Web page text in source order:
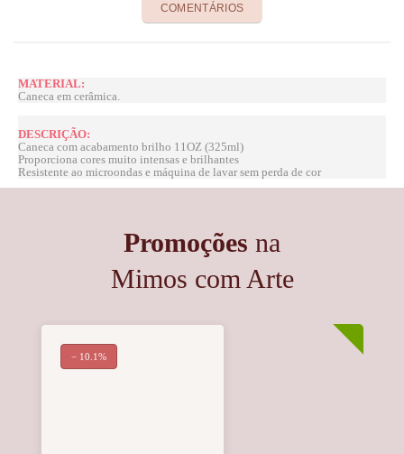
COMENTÁRIOS
MATERIAL:
Caneca em cerâmica.
DESCRIÇÃO:
Caneca com acabamento brilho 11OZ (325ml)
Proporciona cores muito intensas e brilhantes
Resistente ao microondas e máquina de lavar sem perda de cor
Promoções na
Mimos com Arte
− 10.1%